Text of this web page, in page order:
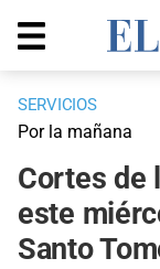
SERVICIOS
Por la mañana
Cortes de
este
Santo